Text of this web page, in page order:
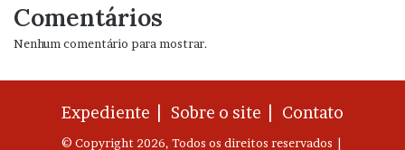
Comentários
Nenhum comentário para mostrar.
Expediente | Sobre o site | Contato
© Copyright 2026, Todos os direitos reservados |